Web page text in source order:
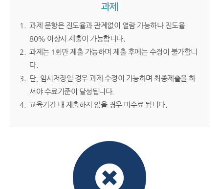
과제
과제 문항은 진도율과 관계없이 열람 가능하나 진도율
80% 이상시 제출이 가능합니다.
과제는 1회만 제출 가능하며 제출 후에는 수정이 불가합니
다.
단, 임시저장일 경우 과제 수정이 가능하며 최종제출을 하
셔야 수료기준이 달성됩니다.
교육기간 내 제출하지 않을 경우 미수료 됩니다.